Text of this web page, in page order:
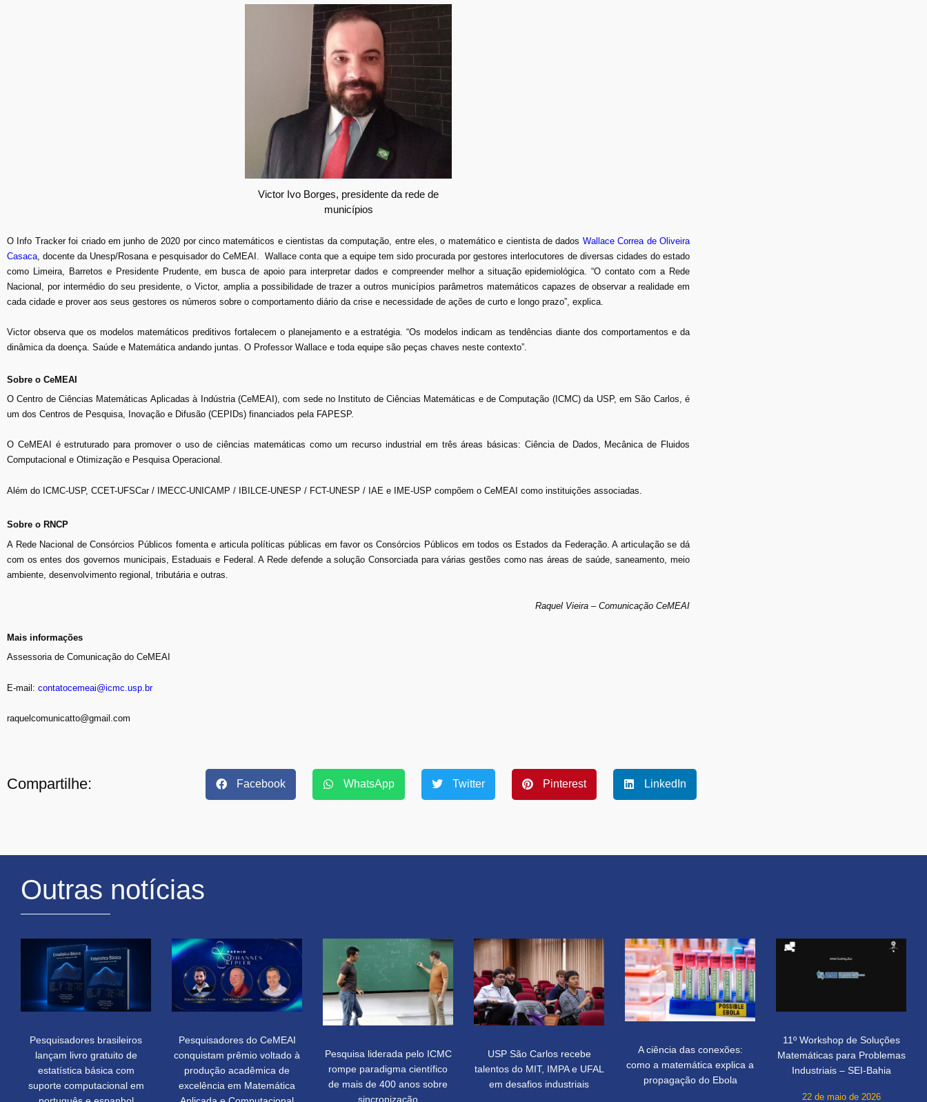
Victor Ivo Borges, presidente da rede de
municípios
O Info Tracker foi criado em junho de 2020 por cinco matemáticos e cientistas da computação, entre eles, o matemático e cientista de dados Wallace Correa de Oliveira
Casaca , docente da Unesp/Rosana e pesquisador do CeMEAI. Wallace conta que a equipe tem sido procurada por gestores interlocutores de diversas cidades do estado
como Limeira, Barretos e Presidente Prudente, em busca de apoio para interpretar dados e compreender melhor a situação epidemiológica. “O contato com a Rede
Nacional, por intermédio do seu presidente, o Victor, amplia a possibilidade de trazer a outros municípios parâmetros matemáticos capazes de observar a realidade em
cada cidade e prover aos seus gestores os números sobre o comportamento diário da crise e necessidade de ações de curto e longo prazo”, explica.
Victor observa que os modelos matemáticos preditivos fortalecem o planejamento e a estratégia. “Os modelos indicam as tendências diante dos comportamentos e da
dinâmica da doença. Saúde e Matemática andando juntas. O Professor Wallace e toda equipe são peças chaves neste contexto”.
Sobre o CeMEAI
O Centro de Ciências Matemáticas Aplicadas à Indústria (CeMEAI), com sede no Instituto de Ciências Matemáticas e de Computação (ICMC) da USP, em São Carlos, é
um dos Centros de Pesquisa, Inovação e Difusão (CEPIDs) financiados pela FAPESP.
O CeMEAI é estruturado para promover o uso de ciências matemáticas como um recurso industrial em três áreas básicas: Ciência de Dados, Mecânica de Fluidos
Computacional e Otimização e Pesquisa Operacional.
Além do ICMC-USP, CCET-UFSCar / IMECC-UNICAMP / IBILCE-UNESP / FCT-UNESP / IAE e IME-USP compõem o CeMEAI como instituições associadas.
Sobre o RNCP
A Rede Nacional de Consórcios Públicos fomenta e articula políticas públicas em favor os Consórcios Públicos em todos os Estados da Federação. A articulação se dá
com os entes dos governos municipais, Estaduais e Federal. A Rede defende a solução Consorciada para várias gestões como nas áreas de saúde, saneamento, meio
ambiente, desenvolvimento regional, tributária e outras.
Raquel Vieira – Comunicação CeMEAI
Mais informações
Assessoria de Comunicação do CeMEAI
E-mail: contatocemeai@icmc.usp.br
raquelcomunicatto@gmail.com
Compartilhe: Facebook WhatsApp Twitter Pinterest LinkedIn
Outras notícias
Pesquisadores brasileiros
lançam livro gratuito de
estatística básica com
suporte computacional em
Pesquisadores do CeMEAI
conquistam prêmio voltado à
produção acadêmica de
excelência em Matemática
Pesquisa liderada pelo ICMC
rompe paradigma científico
de mais de 400 anos sobre
sincronização
USP São Carlos recebe
talentos do MIT, IMPA e UFAL
em desafios industriais
A ciência das conexões:
como a matemática explica a
propagação do Ebola
11º Workshop de Soluções
Matemáticas para Problemas
Industriais – SEI-Bahia
22 de maio de 2026